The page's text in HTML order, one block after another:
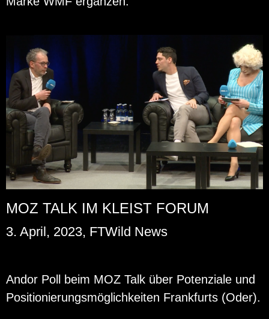
MOZ TALK IM KLEIST FORUM
3. April, 2023, FTWild News
Andor Poll beim MOZ Talk über Po­ten­zia­le und
Po­si­tio­nie­rungs­mög­lich­kei­ten Frank­furts (Oder).